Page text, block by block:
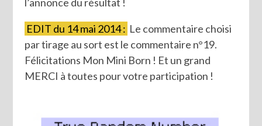
EDIT du 14 mai 2014 : Le commentaire choisi
par tirage au sort est le commentaire n°19.
Félicitations Mon Mini Born ! Et un grand
MERCI à toutes pour votre participation !